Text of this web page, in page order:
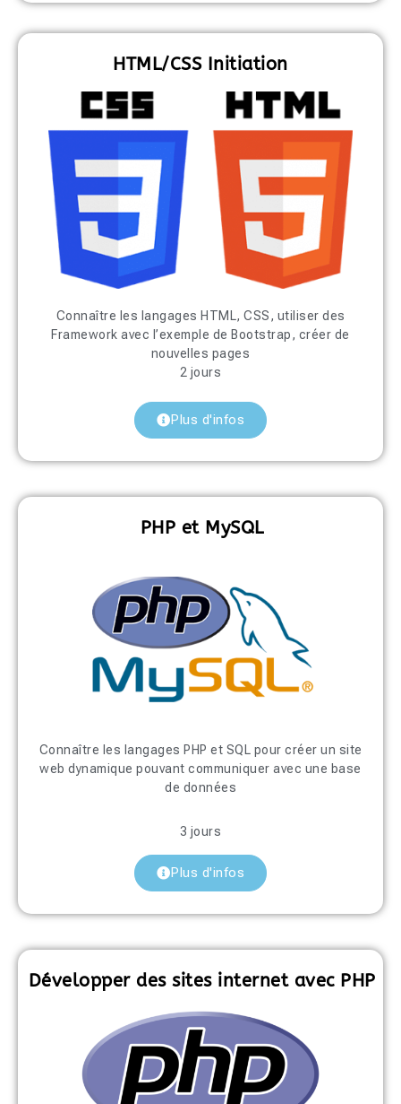
HTML/CSS Initiation
Connaître les langages HTML, CSS, utiliser des
Framework avec l’exemple de Bootstrap, créer de
nouvelles pages
2 jours
Plus d'infos
PHP et MySQL
Connaître les langages PHP et SQL pour créer un site
web dynamique pouvant communiquer avec une base
de données
3 jours
Plus d'infos
Développer des sites internet avec PHP